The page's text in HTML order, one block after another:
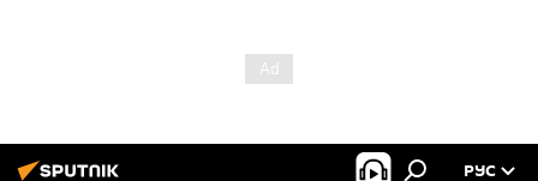
РУС